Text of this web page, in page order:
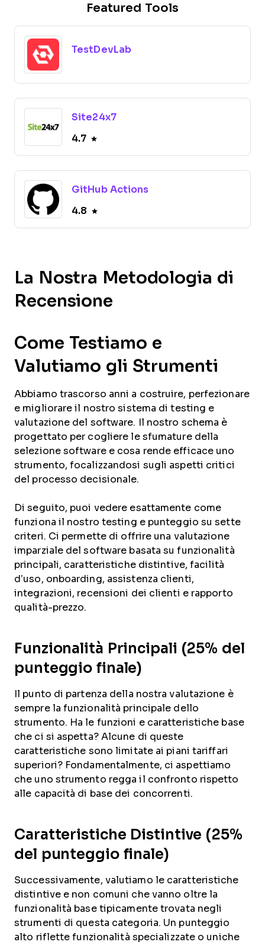
Featured Tools
TestDevLab
Site24x7
4.7
GitHub Actions
4.8
La Nostra Metodologia di
Recensione
Come Testiamo e
Valutiamo gli Strumenti
Abbiamo trascorso anni a costruire, perfezionare
e migliorare il nostro sistema di testing e
valutazione del software. Il nostro schema è
progettato per cogliere le sfumature della
selezione software e cosa rende efficace uno
strumento, focalizzandosi sugli aspetti critici
del processo decisionale.
Di seguito, puoi vedere esattamente come
funziona il nostro testing e punteggio su sette
criteri. Ci permette di offrire una valutazione
imparziale del software basata su funzionalità
principali, caratteristiche distintive, facilità
d’uso, onboarding, assistenza clienti,
integrazioni, recensioni dei clienti e rapporto
qualità-prezzo.
Funzionalità Principali (25% del
punteggio finale)
Il punto di partenza della nostra valutazione è
sempre la funzionalità principale dello
strumento. Ha le funzioni e caratteristiche base
che ci si aspetta? Alcune di queste
caratteristiche sono limitate ai piani tariffari
superiori? Fondamentalmente, ci aspettiamo
che uno strumento regga il confronto rispetto
alle capacità di base dei concorrenti.
Caratteristiche Distintive (25%
del punteggio finale)
Successivamente, valutiamo le caratteristiche
distintive e non comuni che vanno oltre la
funzionalità base tipicamente trovata negli
strumenti di questa categoria. Un punteggio
alto riflette funzionalità specializzate o uniche